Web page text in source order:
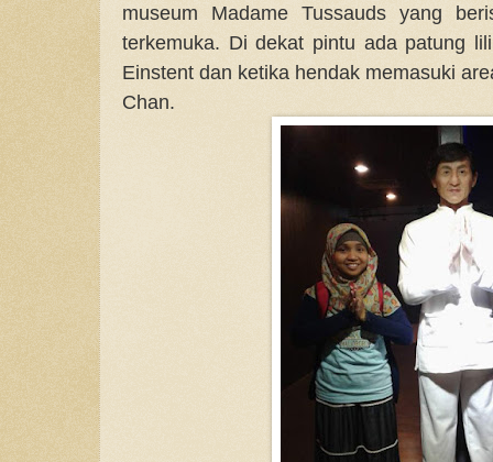
museum Madame Tussauds yang
terkemuka. Di dekat pintu ada patung
Einstent dan ketika hendak memasuki
Chan.